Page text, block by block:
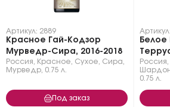
Артикул: 2889
Красное Гай-Кодзор
Мурведр-Сира, 2016-2018
Россия Красное Сухое Сира
Мурведр 0.75 л.
Под заказ
Белое
Россия
0.75 л.